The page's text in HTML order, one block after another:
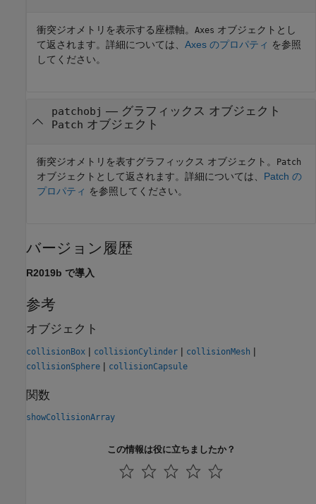
衝突ジオメトリを表示する座標軸。 Axes オブジェクトとし
て返されます。詳細については、 Axes のプロパティ を参照
してください。
patchobj — グラフィックス オブジェクト
Patch オブジェクト
衝突ジオメトリを表すグラフィックス オブジェクト。 Patch
オブジェクトとして返されます。詳細については、 Patch の
プロパティ を参照してください。
バージョン履歴
R2019b で導入
参考
オブジェクト
collisionBox | collisionCylinder | collisionMesh |
collisionSphere | collisionCapsule
関数
showCollisionArray
この情報は役に立ちましたか？